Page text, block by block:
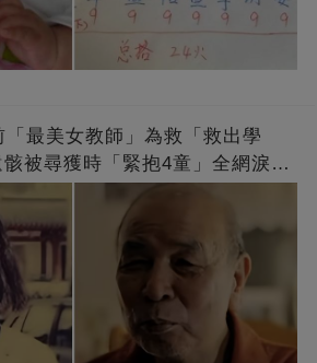
「最美女教師」為救「救出學
被尋獲時「緊抱4童」全網淚
被遺忘